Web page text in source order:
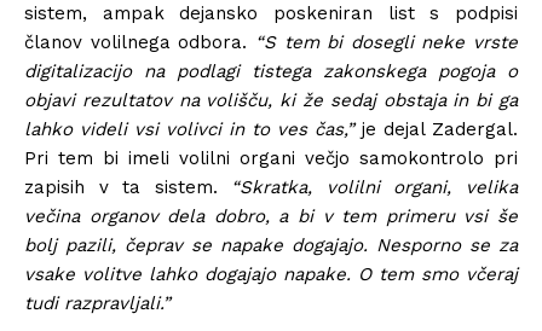
sistem, ampak dejansko poskeniran list s podpisi
članov volilnega odbora. “S tem bi dosegli neke vrste
digitalizacijo na podlagi tistega zakonskega pogoja o
objavi rezultatov na volišču, ki že sedaj obstaja in bi ga
lahko videli vsi volivci in to ves čas,”je dejal Zadergal.
Pri tem bi imeli volilni organi večjo samokontrolo pri
zapisih v ta sistem. “Skratka, volilni organi, velika
večina organov dela dobro, a bi v tem primeru vsi še
bolj pazili, čeprav se napake dogajajo. Nesporno se za
vsake volitve lahko dogajajo napake. O tem smo včeraj
tudi razpravljali.”